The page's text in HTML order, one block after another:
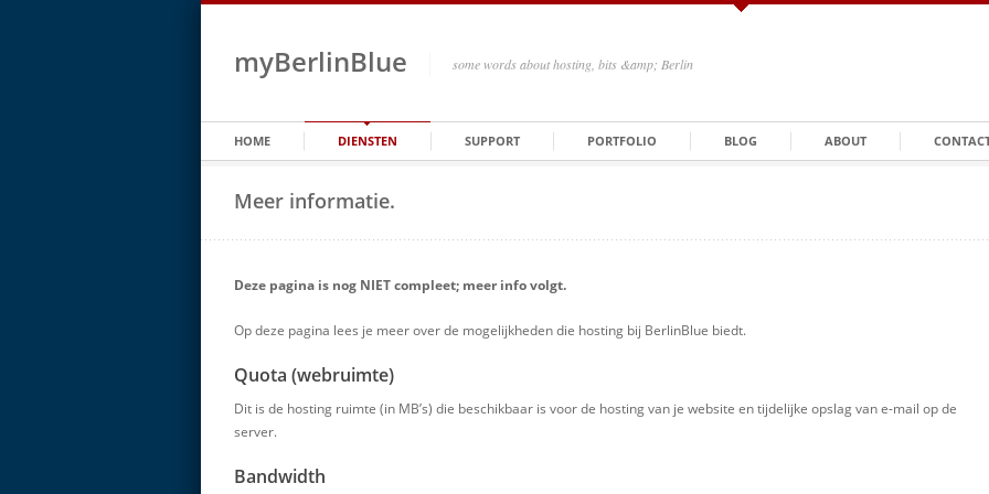
myBerlinBlue some words about hosting, bits &amp; Berlin
HOME DIENSTEN SUPPORT PORTFOLIO BLOG ABOUT
Meer informatie.
Deze pagina is nog NIET compleet; meer info volgt.
Op deze pagina lees je meer over de mogelijkheden die hosting bij BerlinBlue biedt.
Quota (webruimte)
Dit is de hosting ruimte (in MB’s) die beschikbaar is voor de hosting van je website en tijdelijke opslag van e-mail op de
server.
Bandwidth